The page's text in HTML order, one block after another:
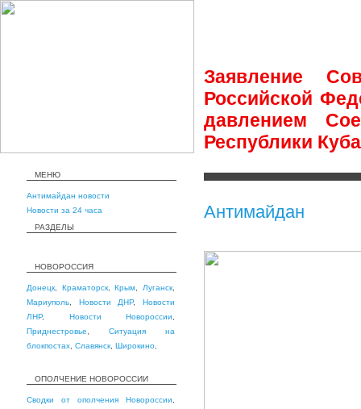
Заявление
Российской
давлением
Республики
МЕНЮ
Антимайдан новости
Новости за 24 часа
РАЗДЕЛЫ
НОВОРОССИЯ
Донецк Краматорск,Крым Луганск
Мариуполь
Новости ДНР,Новости
ЛНР, Новости Новороссии
Приднестровье
Ситуация на
блокпостах Славянск Широкино
ОПОЛЧЕНИЕ НОВОРОССИИ
Сводки от ополчения Новороссии
Антимайдан